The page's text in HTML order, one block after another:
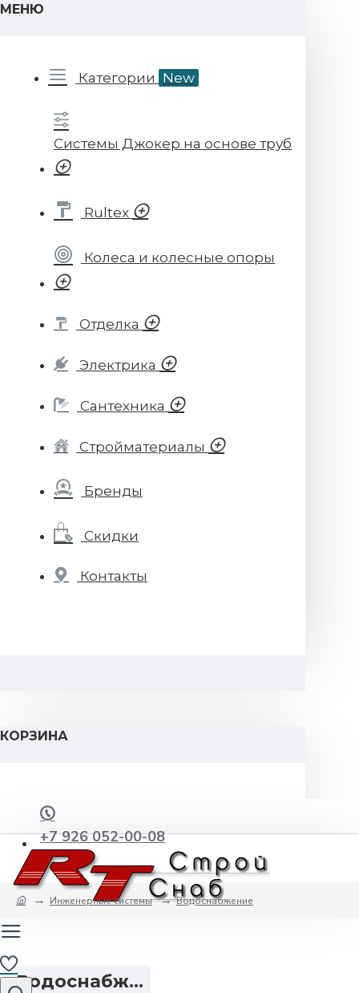
МЕНЮ
Категории New
Системы Джокер на основе труб
Rultex
Колеса и колесные опоры
Отделка
Электрика
Сантехника
Стройматериалы
Бренды
Скидки
Контакты
КОРЗИНА
+7 926 052-00-08
Инженерные системы Водоснабжение
Водоснабжение